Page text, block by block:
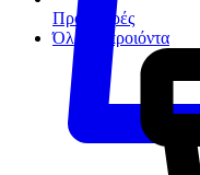
Προσφορές
Όλα τα προιόντα